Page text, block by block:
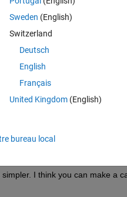
I think you can make a
Sweden (English)
Switzerland
Deutsch
English
Français
United Kingdom(English)
bureau local